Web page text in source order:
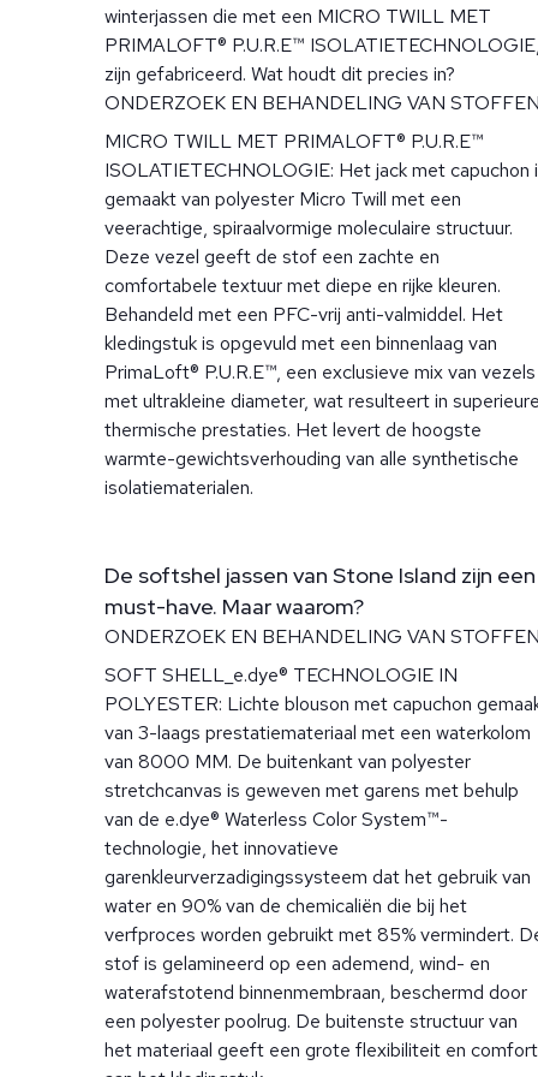
winterjassen die met een MICRO TWILL MET
PRIMALOFT® P.U.R.E™ ISOLATIETECHNOLOGIE,
zijn gefabriceerd. Wat houdt dit precies in?
ONDERZOEK EN BEHANDELING VAN STOFFEN
MICRO TWILL MET PRIMALOFT® P.U.R.E™
ISOLATIETECHNOLOGIE: Het jack met capuchon
gemaakt van polyester Micro Twill met een
veerachtige, spiraalvormige moleculaire structuur.
Deze vezel geeft de stof een zachte en
comfortabele textuur met diepe en rijke kleuren.
Behandeld met een PFC-vrij anti-valmiddel. Het
kledingstuk is opgevuld met een binnenlaag van
PrimaLoft® P.U.R.E™, een exclusieve mix van vezels
met ultrakleine diameter, wat resulteert in superieure
thermische prestaties. Het levert de hoogste
warmte-gewichtsverhouding van alle synthetische
isolatiematerialen.
De softshel jassen van Stone Island zijn een
must-have. Maar waarom?
ONDERZOEK EN BEHANDELING VAN STOFFEN
SOFT SHELL_e.dye® TECHNOLOGIE IN
POLYESTER: Lichte blouson met capuchon
van 3-laags prestatiemateriaal met een waterkolom
van 8000 MM. De buitenkant van polyester
stretchcanvas is geweven met garens met behulp
van de e.dye® Waterless Color System™-
technologie, het innovatieve
garenkleurverzadigingssysteem dat het gebruik van
water en 90% van de chemicaliën die bij het
verfproces worden gebruikt met 85% vermindert.
stof is gelamineerd op een ademend, wind- en
waterafstotend binnenmembraan, beschermd door
een polyester poolrug. De buitenste structuur van
het materiaal geeft een grote flexibiliteit en comfort